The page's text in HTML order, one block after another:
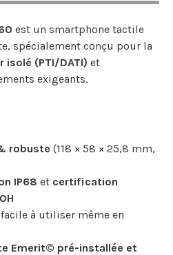
est un smartphone tactile
spécialement conçu pour la
(PTI/DATI) et
exigeants.
robuste (118 × 58 × 25,8 mm,
IP68 et certification
facile à utiliser même en
Emerit© pré-installée et